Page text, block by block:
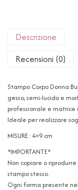
Descrizione
Recensioni (0)
Stampo Corpo Donna
gesso, semi-lucido e
professionale e matrice
Ideale per realizzare
MISURE: 4×9 cm
*IMPORTANTE*
Non copiare o
stampo stesso.
Ogni forma presente